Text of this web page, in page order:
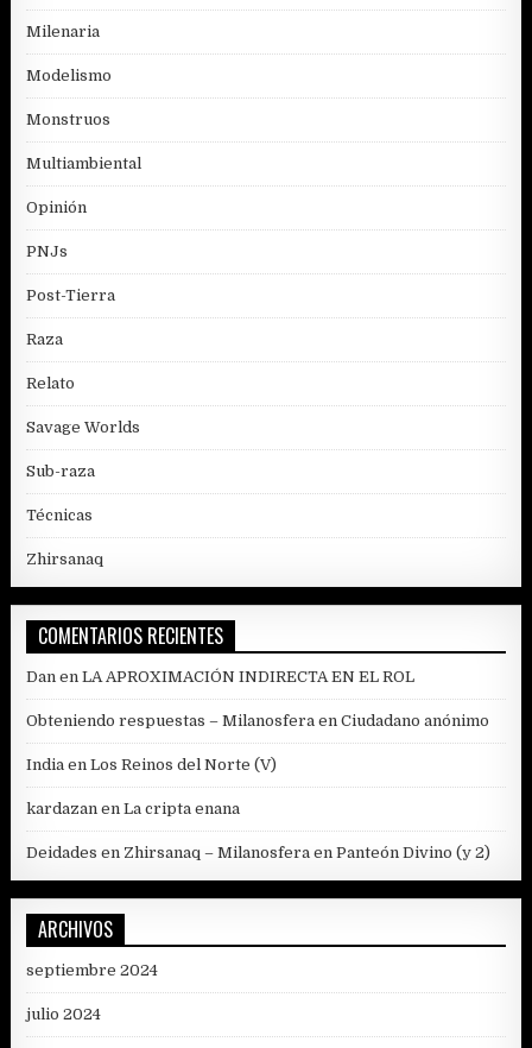
Milenaria
Modelismo
Monstruos
Multiambiental
Opinión
PNJs
Post-Tierra
Raza
Relato
Savage Worlds
Sub-raza
Técnicas
Zhirsanaq
COMENTARIOS RECIENTES
Dan enLA APROXIMACIÓN INDIRECTA EN EL ROL
Obteniendo respuestas – Milanosfera enCiudadano anónimo
India enLos Reinos del Norte (V)
kardazan enLa cripta enana
Deidades en Zhirsanaq – Milanosfera enPanteón Divino (y 2)
ARCHIVOS
septiembre 2024
julio 2024